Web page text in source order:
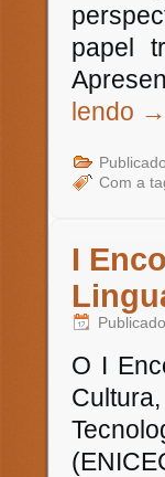
papel
lendo →
Com a
I
O I